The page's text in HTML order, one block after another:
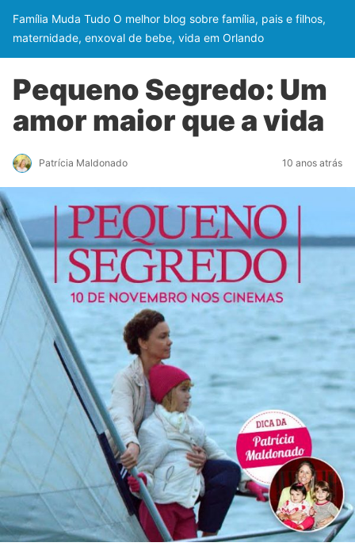
Família Muda Tudo O melhor blog sobre família, pais e filhos,
maternidade, enxoval de bebe, vida em Orlando
Pequeno Segredo: Um
amor maior que a vida
Patrícia Maldonado 10 anos atrás